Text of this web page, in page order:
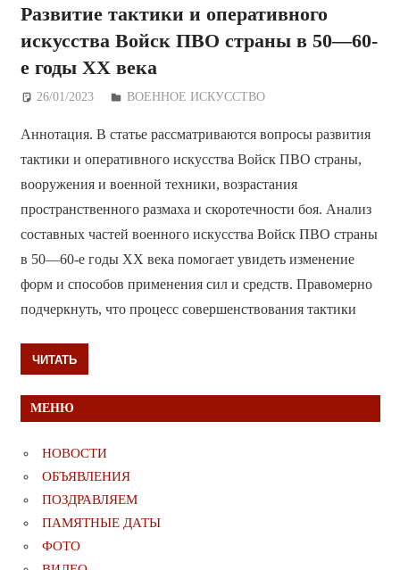
Развитие тактики и оперативного
искусства Войск ПВО страны в 50—60-
е годы ХХ века
26/01/2023 Дежурный по Редакции
ВОЕННОЕ ИСКУССТВО
Аннотация. В статье рассматриваются вопросы развития
тактики и оперативного искусства Войск ПВО страны,
вооружения и военной техники, возрастания
пространственного размаха и скоротечности боя. Анализ
составных частей военного искусства Войск ПВО страны
в 50—60-е годы ХХ века помогает увидеть изменение
форм и способов применения сил и средств. Правомерно
подчеркнуть, что процесс совершенствования тактики
ЧИТАТЬ
МЕНЮ
НОВОСТИ
ОБЪЯВЛЕНИЯ
ПОЗДРАВЛЯЕМ
ПАМЯТНЫЕ ДАТЫ
ФОТО